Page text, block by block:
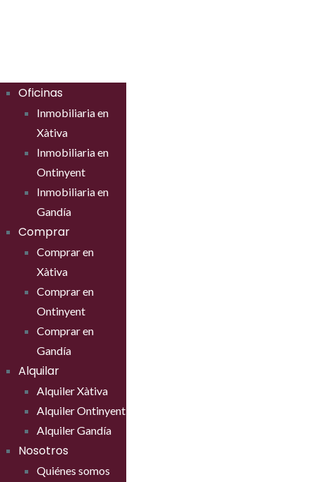
Oficinas
Inmobiliaria en
Xàtiva
Inmobiliaria en
Ontinyent
Inmobiliaria en
Gandía
Comprar
Comprar en
Xàtiva
Comprar en
Ontinyent
Comprar en
Gandía
Alquilar
Alquiler Xàtiva
Alquiler Ontinyent
Alquiler Gandía
Nosotros
Quiénes somos